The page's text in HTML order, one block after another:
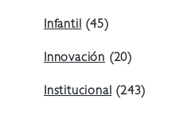
Infantil(45)
Innovación (20)
Institucional(243)